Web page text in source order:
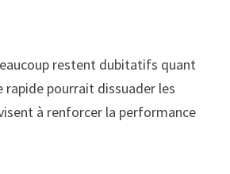
restent dubitatifs quant
rapide pourrait dissuader les
à renforcer la performance